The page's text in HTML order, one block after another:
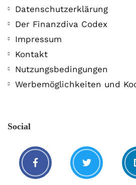
Datenschutzerklärung
Der Finanzdiva Codex
Impressum
Kontakt
Nutzungsbedingungen
Werbemöglichkeiten und
Social